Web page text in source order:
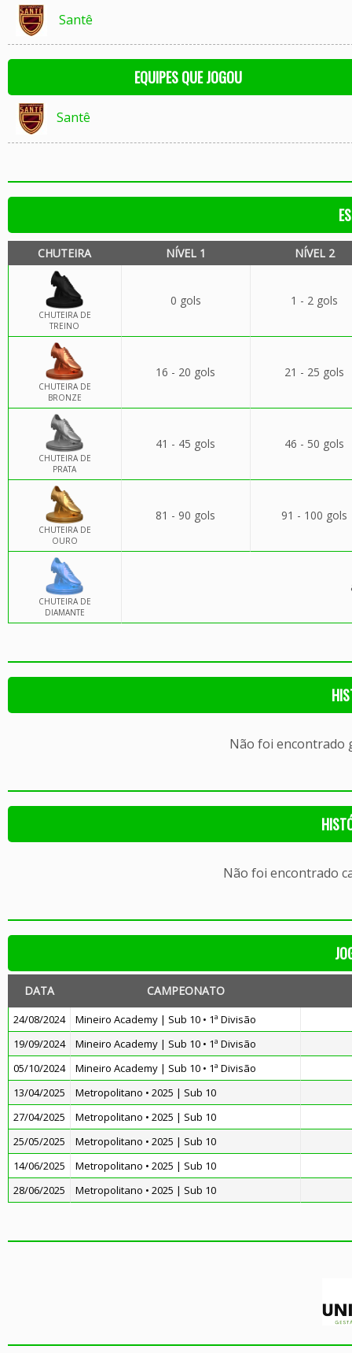
Santê
EQUIPES QUE JOGOU
Santê
CHUTEIRA NÍVEL 1 NÍVEL 2
CHUTEIRA DE
TREINO
0 gols 1 - 2 gols
CHUTEIRA DE
BRONZE
16 - 20 gols 21 - 25 gols
CHUTEIRA DE
PRATA
41 - 45 gols 46 - 50 gols
CHUTEIRA DE
OURO
81 - 90 gols 91 - 100 gols
CHUTEIRA DE
DIAMANTE
Não foi encontrado
Não foi encontrado
DATA CAMPEONATO
24/08/2024
Mineiro Academy | Sub 10 • 1ª Divisão
19/09/2024
Mineiro Academy | Sub 10 • 1ª Divisão
05/10/2024
Mineiro Academy | Sub 10 • 1ª Divisão
13/04/2025
Metropolitano • 2025 | Sub 10
27/04/2025
Metropolitano • 2025 | Sub 10
25/05/2025
Metropolitano • 2025 | Sub 10
14/06/2025
Metropolitano • 2025 | Sub 10
28/06/2025
Metropolitano • 2025 | Sub 10